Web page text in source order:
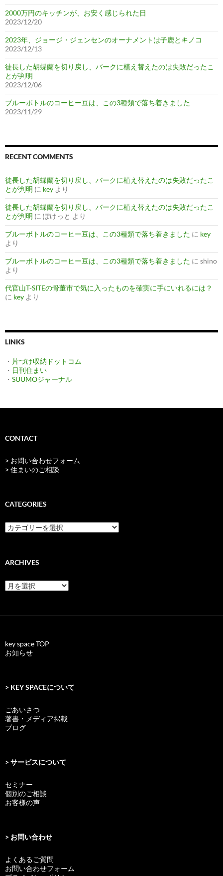
2000万円のキッチンが、お安く感じられた日
2023/12/20
2023年、ジョージ・ジェンセンのオーナメントは子鹿とキノコ
2023/12/13
徒長した胡蝶蘭を切り戻し、バークに植え替えたのは失敗だったこ
とが判明
2023/12/06
ブルーボトルのコーヒー豆は、この3種類で落ち着きました
2023/11/29
RECENT COMMENTS
徒長した胡蝶蘭を切り戻し、バークに植え替えたのは失敗だったこ
とが判明 に key より
徒長した胡蝶蘭を切り戻し、バークに植え替えたのは失敗だったこ
とが判明 に ぽけっと より
ブルーボトルのコーヒー豆は、この3種類で落ち着きました に key
より
ブルーボトルのコーヒー豆は、この3種類で落ち着きました に shino
より
代官山T-SITEの骨董市で気に入ったものを確実に手にいれるには？
に key より
LINKS
・ 片づけ収納ドットコム
・ 日刊住まい
・ SUUMOジャーナル
CONTACT
> お問い合わせフォーム
> 住まいのご相談
CATEGORIES
categories
ARCHIVES
archives
key space TOP
お知らせ
> KEY SPACEについて
ごあいさつ
著書・メディア掲載
ブログ
> サービスについて
セミナー
個別のご相談
お客様の声
> お問い合わせ
よくあるご質問
お問い合わせフォーム